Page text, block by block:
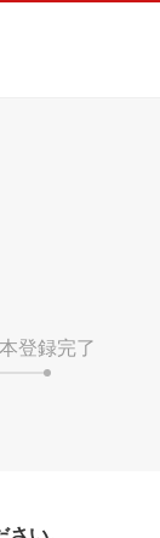
本登録完了